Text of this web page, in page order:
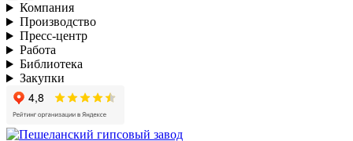
Компания
Производство
Пресс-центр
Работа
Библиотека
Закупки